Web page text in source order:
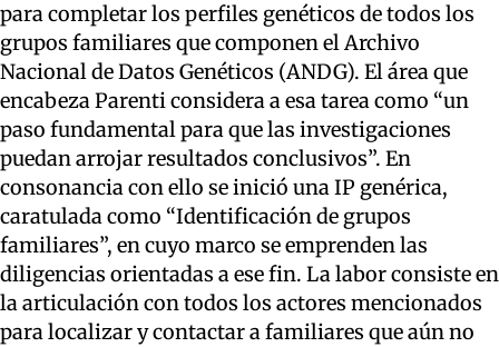
para completar los perfiles genéticos de todos los
grupos familiares que componen el Archivo
Nacional de Datos Genéticos (ANDG). El área que
encabeza Parenti considera a esa tarea como “un
paso fundamental para que las investigaciones
puedan arrojar resultados conclusivos”. En
consonancia con ello se inició una IP genérica,
caratulada como “Identificación de grupos
familiares”, en cuyo marco se emprenden las
diligencias orientadas a ese fin. La labor consiste en
la articulación con todos los actores mencionados
para localizar y contactar a familiares que aún no